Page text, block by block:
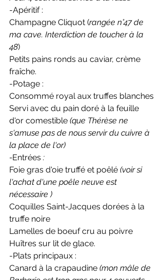
-Apéritif :
Champagne Cliquot (rangée n°47 de
ma cave. Interdiction de toucher à la
48)
Petits pains ronds au caviar, crème
fraîche.
-Potage :
Consommé royal aux truffes blanches
Servi avec du pain doré à la feuille
d'or comestible (que Thérèse ne
s'amuse pas de nous servir du cuivre à
la place de l'or)
-Entrées :
Foie gras d'oie truffé et poêlé (voir si
l'achat d'une poêle neuve est
nécessaire )
Coquilles Saint-Jacques dorées à la
truffe noire
Lamelles de boeuf cru au poivre
Huîtres sur lit de glace.
-Plats principaux :
Canard à la crapaudine (mon mâle de